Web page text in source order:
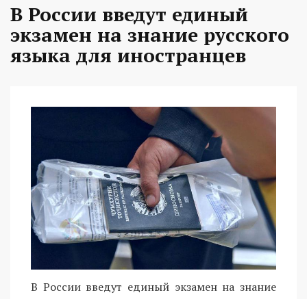
В России введут единый
экзамен на знание русского
языка для иностранцев
В России введут единый экзамен на знание